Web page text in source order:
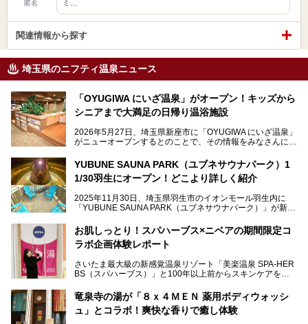
匿名
ミ…
関連情報から探す
埼玉県のニフティ温泉ニュース
「OYUGIWA にいざ温泉」がオープン！キッズから
シニアまで大満足の日帰り温浴施設
2026年5月27日、埼玉県新座市に「OYUGIWA にいざ温泉」
がニューオープンするとのことで、その情報をみなさんにい
メインとなる黒湯の天然温泉や本格的なサウナをはじめ、4
種類のリラックスルームやお食事処、他施設とは一線を画す
てきました！
YUBUNE SAUNA PARK（ユブネサウナパーク）1
1/30羽生にオープン！どこより詳しく紹介
2025年11月30日、埼玉県羽生市のイオンモール羽生内に
「YUBUNE SAUNA PARK（ユブネサウナパーク）」が新規
今年の4月1日から楽久屋グループの一員となった「湯舞音
（ユブネ）」が新ブランド「YUBUNE SAUNA PARK」を立
湯舞音らしいサウナにこだわった遊び心満点の"銭湯×屋外サ
ウナ"施設で、男女別のお風呂のほか、水着やサウナ着で楽
ど、ユニークなポイントがいっぱい！
オープン前取材に行ってきましたので、早速どこより詳しく
紹介しちゃいます！
お肌しっとり！スパハーブス×ニベアの期間限定コ
ラボ企画体験レポート
さいたま最大級の新感覚温泉リゾート「美楽温泉 SPA-HER
BS（スパハーブス）」と100年以上前からスキンケアを考
読者モデルやインスタグラマーとして活躍している、美容＆
スパ大好きの畑瀬愛さんと取材してきました。
竜泉寺の湯が「８ｘ４ＭＥＮ 薬用ボディウォッシ
ュ」とコラボ！爽快な香りで癒し体験